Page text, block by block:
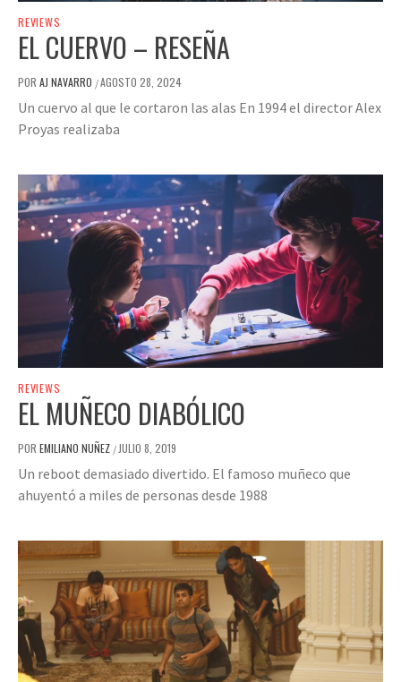
REVIEWS
EL CUERVO – RESEÑA
POR AJ NAVARRO /AGOSTO 28, 2024
Un cuervo al que le cortaron las alas En 1994 el director Alex
Proyas realizaba
REVIEWS
EL MUÑECO DIABÓLICO
POR EMILIANO NUÑEZ / JULIO 8, 2019
Un reboot demasiado divertido. El famoso muñeco que
ahuyentó a miles de personas desde 1988